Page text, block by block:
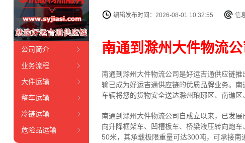
编辑发布时间：2026-08-01 10:32:55 信
南通到滁州大件物流公
南通到滁州大件物流公司是好运吉通供应链
输已成为好运吉通供应链的优质品牌业务。
车辆将您的货物安全送达滁州琅琊区、南谯
南通到滁州大件物流公司自成立以来，已发
向升降框架车、凹槽板车、桥梁液压转向炮
50米，其承载极限重量可达300吨，可承接
公司简介
业务流程
大件运输
整车运输
冷链运输
危险品运输